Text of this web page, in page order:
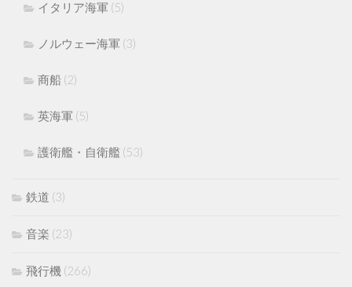
イタリア海軍 (5)
ノルウェー海軍 (3)
商船 (2)
英海軍 (5)
護衛艦・自衛艦 (53)
鉄道 (3)
音楽 (23)
飛行機 (266)